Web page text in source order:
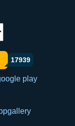
17939